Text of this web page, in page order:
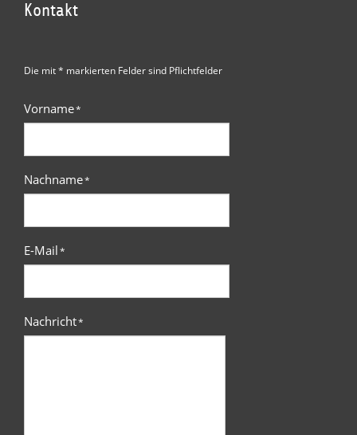
Kontakt
Die mit * markierten Felder sind Pflichtfelder
Vorname*
Nachname*
E-Mail*
Nachricht*